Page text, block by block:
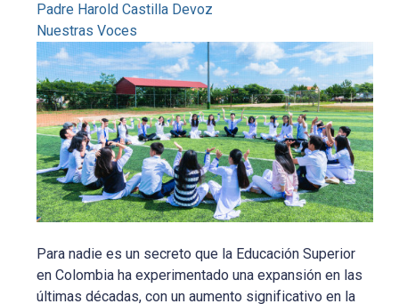
Padre Harold Castilla Devoz
Nuestras Voces
Para nadie es un secreto que la Educación Superior
en Colombia ha experimentado una expansión en las
últimas décadas, con un aumento significativo en la